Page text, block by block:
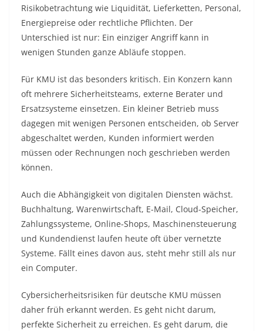
Risikobetrachtung wie Liquidität, Lieferketten, Personal,
Energiepreise oder rechtliche Pflichten. Der
Unterschied ist nur: Ein einziger Angriff kann in
wenigen Stunden ganze Abläufe stoppen.
Für KMU ist das besonders kritisch. Ein Konzern kann
oft mehrere Sicherheitsteams, externe Berater und
Ersatzsysteme einsetzen. Ein kleiner Betrieb muss
dagegen mit wenigen Personen entscheiden, ob Server
abgeschaltet werden, Kunden informiert werden
müssen oder Rechnungen noch geschrieben werden
können.
Auch die Abhängigkeit von digitalen Diensten wächst.
Buchhaltung, Warenwirtschaft, E-Mail, Cloud-Speicher,
Zahlungssysteme, Online-Shops, Maschinensteuerung
und Kundendienst laufen heute oft über vernetzte
Systeme. Fällt eines davon aus, steht mehr still als nur
ein Computer.
Cybersicherheitsrisiken für deutsche KMU müssen
daher früh erkannt werden. Es geht nicht darum,
perfekte Sicherheit zu erreichen. Es geht darum, die